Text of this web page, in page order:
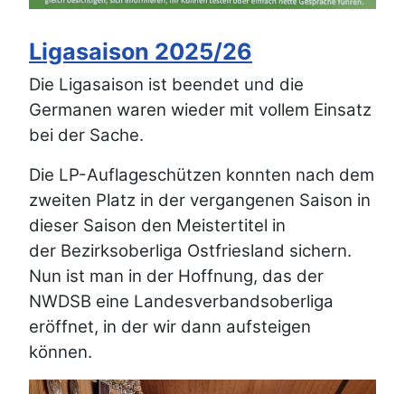
Ligasaison 2025/26
Die Ligasaison ist beendet und die
Germanen waren wieder mit vollem Einsatz
bei der Sache.
Die LP-Auflageschützen konnten nach dem
zweiten Platz in der vergangenen Saison in
dieser Saison den Meistertitel in
der Bezirksoberliga Ostfriesland sichern.
Nun ist man in der Hoffnung, das der
NWDSB eine Landesverbandsoberliga
eröffnet, in der wir dann aufsteigen
können.